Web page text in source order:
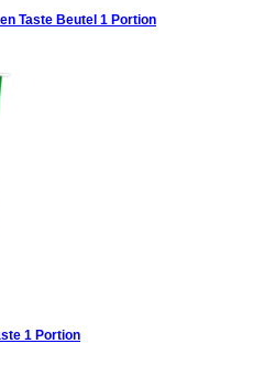
Taste Beutel 1 Portion